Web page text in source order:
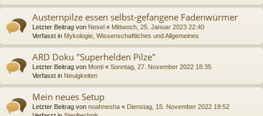
Austernpilze essen selbst-gefangene Fadenwürmer
Letzter Beitrag von Nesel « Mittwoch, 25. Januar 2023 22:40
Verfasst in Mykologie, Wissenschaftliches und Allgemeines
ARD Doku "Superhelden Pilze"
Letzter Beitrag von Monti « Sonntag, 27. November 2022 18:35
Verfasst in Neuigkeiten
Mein neues Setup
Letzter Beitrag von noahnesha « Dienstag, 15. November 2022 19:52